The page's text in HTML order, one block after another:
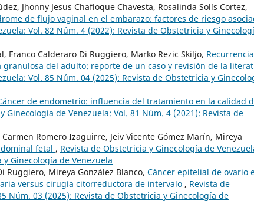
Jhonny Jesus Chafloque Chavesta, Rosalinda Solís Cortez,
de flujo vaginal en el embarazo: factores de riesgo
Vol. 82 Núm. 4 (2022): Revista de Obstetricia y
Franco Calderaro Di Ruggiero, Marko Rezic Skiljo, Recurrencia
del adulto: reporte de un caso y revisión de la
Vol. 85 Núm. 04 (2025): Revista de Obstetricia y
de endometrio: influencia del tratamiento en la calidad
Ginecología de Venezuela: Vol. 81 Núm. 4 (2021): Revista de
Romero Izaguirre, Jeiv Vicente Gómez Marín, Mireya
fetal , Revista de Obstetricia y Ginecología de
Ginecología de Venezuela
Ruggiero, Mireya González Blanco, Cáncer epitelial de ovario
versus cirugía citorreductora de intervalo , Revista de
Núm. 03 (2025): Revista de Obstetricia y Ginecología de